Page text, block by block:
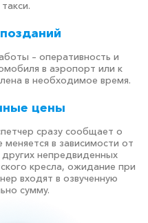
– оперативность и
в аэропорт или к
в необходимое время.
цены
сразу сообщает о
в зависимости от
непредвиденных
кресла, ожидание при
входят в озвученную
сумму.